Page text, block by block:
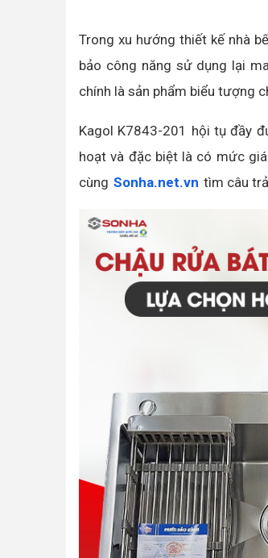
Trong xu hướng thiết kế nhà
bảo công năng sử dụng lại
chính là sản phẩm biểu tượng
Kagol K7843-201 hội tụ đầy
hoạt và đặc biệt là có mức
cùng Sonha.net.vn tìm câu